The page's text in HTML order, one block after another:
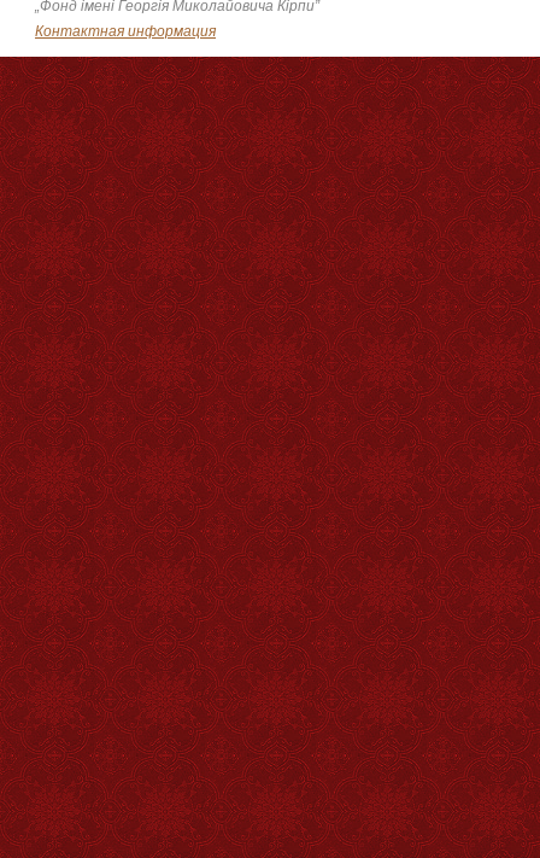
„Фонд імені Георгія Миколайовича Кірпи”
Контактная информация